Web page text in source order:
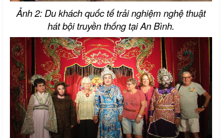
Ảnh 2: Du khách quốc tế trải nghiệm nghệ thuật
hát bội truyền thống tại An Bình.